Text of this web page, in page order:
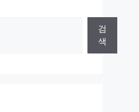
검
색